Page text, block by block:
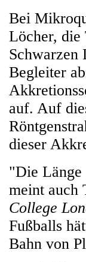
Bei
Löcher, die
Schwarzen
Begleiter
auf. Auf
dieser
"Die Länge
meint auch
College
Fußballs
Bahn von